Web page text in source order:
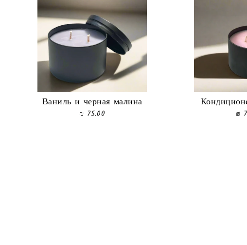
Ваниль и черная малина
75.00 ₪